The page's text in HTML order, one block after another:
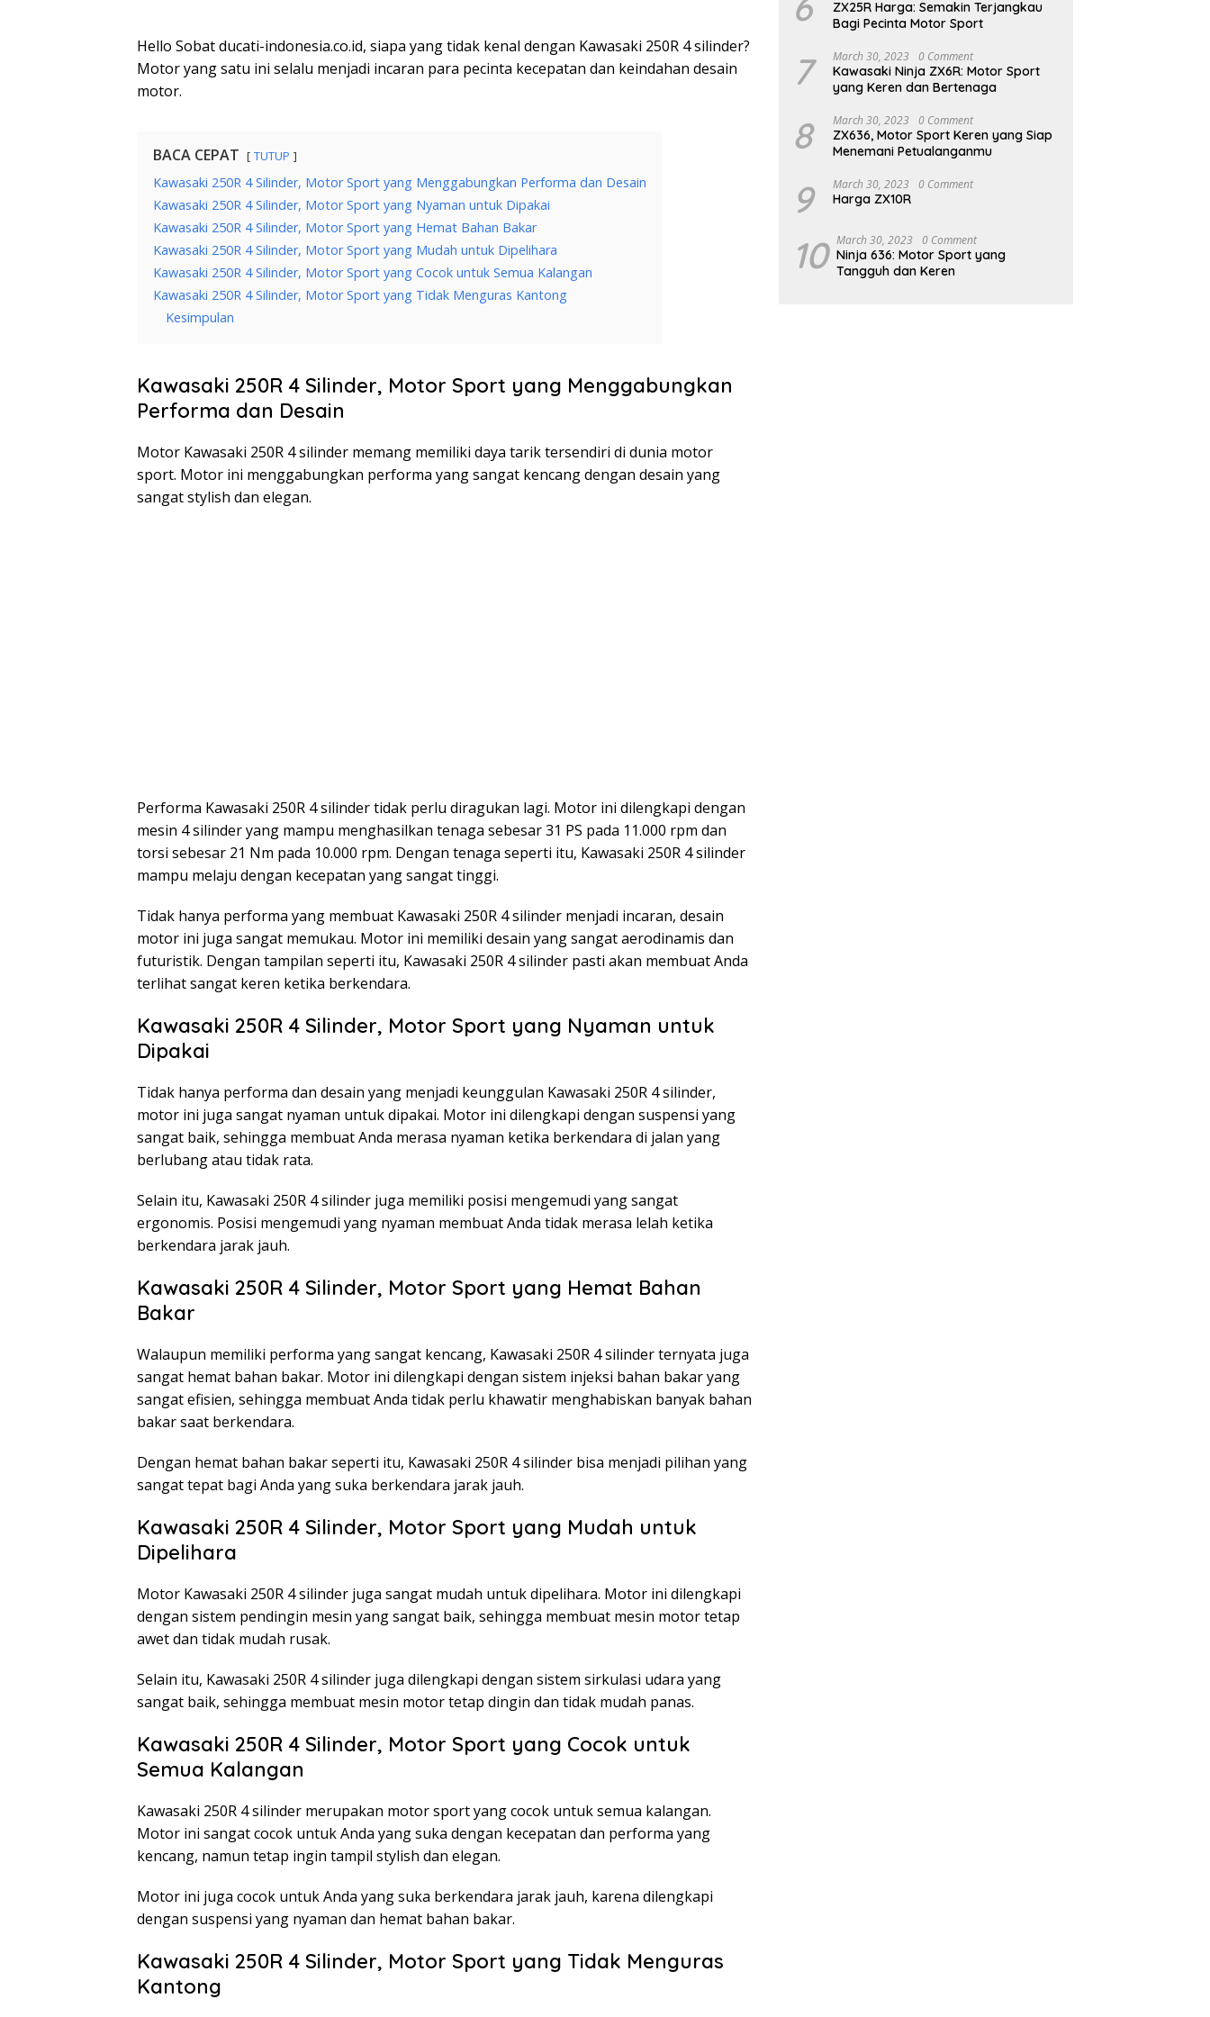
Hello Sobat ducati-indonesia.co.id, siapa yang tidak kenal dengan Kawasaki 250R 4 silinder?
Motor yang satu ini selalu menjadi incaran para pecinta kecepatan dan keindahan desain
motor.
BACA CEPAT TUTUP
Kawasaki 250R 4 Silinder, Motor Sport yang Menggabungkan Performa dan Desain
Kawasaki 250R 4 Silinder, Motor Sport yang Nyaman untuk Dipakai
Kawasaki 250R 4 Silinder, Motor Sport yang Hemat Bahan Bakar
Kawasaki 250R 4 Silinder, Motor Sport yang Mudah untuk Dipelihara
Kawasaki 250R 4 Silinder, Motor Sport yang Cocok untuk Semua Kalangan
Kawasaki 250R 4 Silinder, Motor Sport yang Tidak Menguras Kantong
Kesimpulan
Kawasaki 250R 4 Silinder, Motor Sport yang Menggabungkan
Performa dan Desain
Motor Kawasaki 250R 4 silinder memang memiliki daya tarik tersendiri di dunia motor
sport. Motor ini menggabungkan performa yang sangat kencang dengan desain yang
sangat stylish dan elegan.
Performa Kawasaki 250R 4 silinder tidak perlu diragukan lagi. Motor ini dilengkapi dengan
mesin 4 silinder yang mampu menghasilkan tenaga sebesar 31 PS pada 11.000 rpm dan
torsi sebesar 21 Nm pada 10.000 rpm. Dengan tenaga seperti itu, Kawasaki 250R 4 silinder
mampu melaju dengan kecepatan yang sangat tinggi.
Tidak hanya performa yang membuat Kawasaki 250R 4 silinder menjadi incaran, desain
motor ini juga sangat memukau. Motor ini memiliki desain yang sangat aerodinamis dan
futuristik. Dengan tampilan seperti itu, Kawasaki 250R 4 silinder pasti akan membuat Anda
terlihat sangat keren ketika berkendara.
Kawasaki 250R 4 Silinder, Motor Sport yang Nyaman untuk
Dipakai
Tidak hanya performa dan desain yang menjadi keunggulan Kawasaki 250R 4 silinder,
motor ini juga sangat nyaman untuk dipakai. Motor ini dilengkapi dengan suspensi yang
sangat baik, sehingga membuat Anda merasa nyaman ketika berkendara di jalan yang
berlubang atau tidak rata.
Selain itu, Kawasaki 250R 4 silinder juga memiliki posisi mengemudi yang sangat
ergonomis. Posisi mengemudi yang nyaman membuat Anda tidak merasa lelah ketika
berkendara jarak jauh.
Kawasaki 250R 4 Silinder, Motor Sport yang Hemat Bahan
Bakar
Walaupun memiliki performa yang sangat kencang, Kawasaki 250R 4 silinder ternyata juga
sangat hemat bahan bakar. Motor ini dilengkapi dengan sistem injeksi bahan bakar yang
sangat efisien, sehingga membuat Anda tidak perlu khawatir menghabiskan banyak bahan
bakar saat berkendara.
Dengan hemat bahan bakar seperti itu, Kawasaki 250R 4 silinder bisa menjadi pilihan yang
sangat tepat bagi Anda yang suka berkendara jarak jauh.
Kawasaki 250R 4 Silinder, Motor Sport yang Mudah untuk
Dipelihara
Motor Kawasaki 250R 4 silinder juga sangat mudah untuk dipelihara. Motor ini dilengkapi
dengan sistem pendingin mesin yang sangat baik, sehingga membuat mesin motor tetap
awet dan tidak mudah rusak.
Selain itu, Kawasaki 250R 4 silinder juga dilengkapi dengan sistem sirkulasi udara yang
sangat baik, sehingga membuat mesin motor tetap dingin dan tidak mudah panas.
Kawasaki 250R 4 Silinder, Motor Sport yang Cocok untuk
Semua Kalangan
Kawasaki 250R 4 silinder merupakan motor sport yang cocok untuk semua kalangan.
Motor ini sangat cocok untuk Anda yang suka dengan kecepatan dan performa yang
kencang, namun tetap ingin tampil stylish dan elegan.
Motor ini juga cocok untuk Anda yang suka berkendara jarak jauh, karena dilengkapi
dengan suspensi yang nyaman dan hemat bahan bakar.
Kawasaki 250R 4 Silinder, Motor Sport yang Tidak Menguras
Kantong
ZX25R Harga: Semakin Terjangkau
Bagi Pecinta Motor Sport
7 March 30, 2023 0 Comment
Kawasaki Ninja ZX6R: Motor Sport
yang Keren dan Bertenaga
8 March 30, 2023 0 Comment
ZX636, Motor Sport Keren yang Siap
Menemani Petualanganmu
9 March 30, 2023 0 Comment
Harga ZX10R
10 March 30, 2023 0 Comment
Ninja 636: Motor Sport yang
Tangguh dan Keren